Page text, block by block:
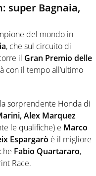
super Bagnaia,
del mondo in
, che sul circuito di
il Gran Premio delle
con il tempo all’ultimo
sorprendente Honda di
Alex Marquez
le qualifiche) e Marco
Espargarò è il migliore
Fabio Quartararo,
Race.